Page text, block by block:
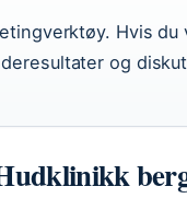
Hvis
og